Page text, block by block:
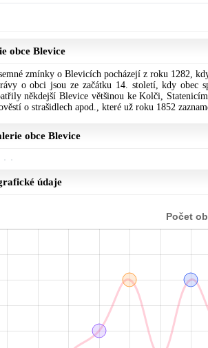
obce Blevice
zmínky o Blevicích pocházejí z roku 1282,
o obci jsou ze začátku 14. století, kdy obec
někdejší Blevice většinou ke Kolči,
o strašidlech apod., které už roku 1852
obce Blevice
údaje